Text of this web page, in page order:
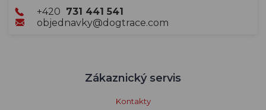
+420 731 441 541
objednavky@dogtrace.com
Zákaznický servis
Kontakty